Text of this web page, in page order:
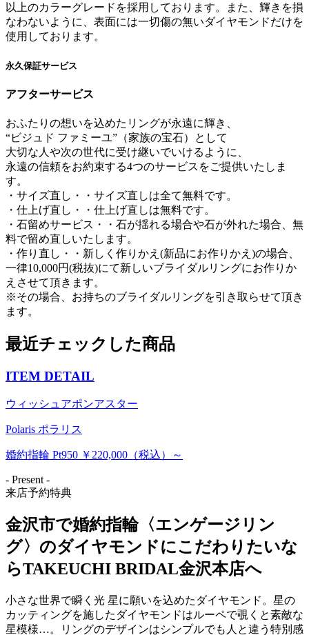
以上のカラーグレードを採用しております。また、輝きを損
なわないように、表面には一切傷の無いダイヤモンドだけを
使用しております。
永久保証サービス
アフターサービス
おふたりの想いを込めたリングが永遠に輝き、
“ビジュド ファミーユ”（家族の宝石）として
大切な人や次の世代に受け継いでいけるように、
永遠の信頼をお約束する4つのサービスをご提供いたしま
す。
・サイズ直し・・サイズ直しは全て無料です。
・仕上げ直し・・仕上げ直しは無料です。
・石留めサービス・・石が揺れる場合や石が外れた場合、無
料で留め直しいたします。
・作り直し・・新しく作りかえ(新品にお作りかえ)の場合、
一律10,000円(税抜)にて新しいブライダルリングにお作りか
えさせて頂きます。
※その場合、お持ちのブライダルリングを引き取らせて頂き
ます。
最近チェックした商品
ITEM DETAIL
ウィッシュアポンアスター
Polaris ポラリス
婚約指輪 Pt950 ￥220,000（税込）～
- Present -
来店予約特典
金沢市で婚約指輪〈エンゲージリン
グ〉のダイヤモンドにこだわりたいな
らTAKEUCHI BRIDAL金沢本店へ
小さな世界で瞬く光 星に願いを込めたダイヤモンド。星の
カッティングを施したダイヤモンドはルーペで覗くと素敵な
星模様…。リングのデザインはシンプルでも人と違う特別感